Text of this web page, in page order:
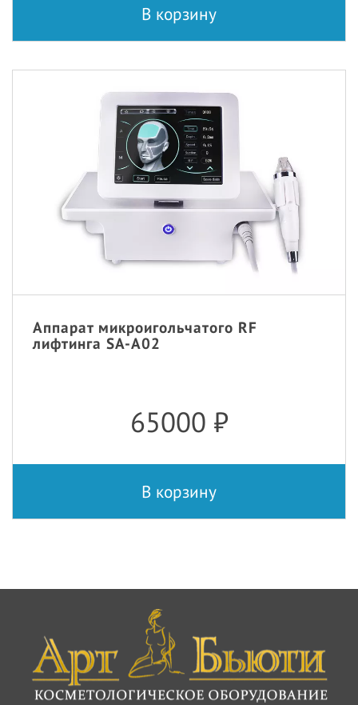
В корзину
Аппарат микроигольчатого RF
лифтинга SA-A02
65000 ₽
В корзину